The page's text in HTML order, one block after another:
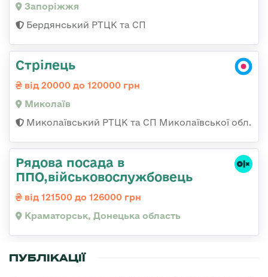
Запоріжжя
Бердянський РТЦК та СП
Стрілець
від 20000 до 120000 грн
Миколаїв
Миколаївський РТЦК та СП Миколаївської обл.
Рядова посада в
ППО,військовослужбовець
від 121500 до 126000 грн
Краматорськ, Донецька область
ПУБЛІКАЦІЇ